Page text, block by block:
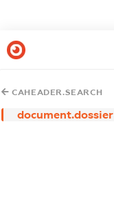
CAHEADER.SEARCH
document.dossier